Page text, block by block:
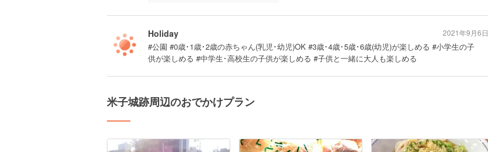
Holiday
#公園 #0歳･1歳･2歳の赤ちゃん(乳児･幼児)OK #3歳･4歳･5歳･6歳(幼児)が楽しめる #小学生の子
供が楽しめる #中学生･高校生の子供が楽しめる #子供と一緒に大人も楽しめる
2021年9月6日
米子城跡周辺のおでかけプラン